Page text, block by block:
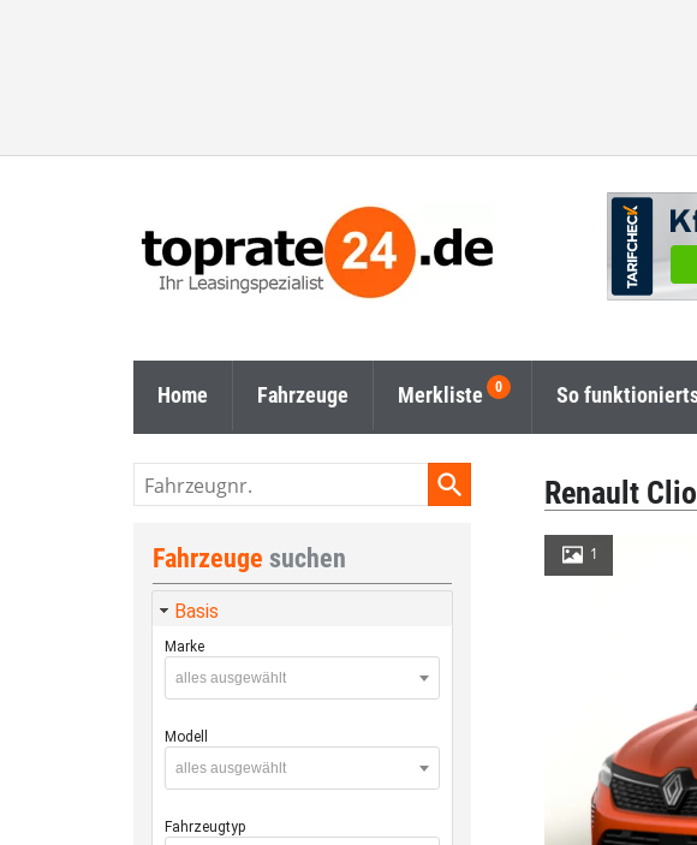
Home Fahrzeuge Merkliste So
Renault Clio
1
Fahrzeugnr.
Fahrzeuge suchen
Basis
Marke
alles ausgewählt
Modell
alles ausgewählt
Fahrzeugtyp